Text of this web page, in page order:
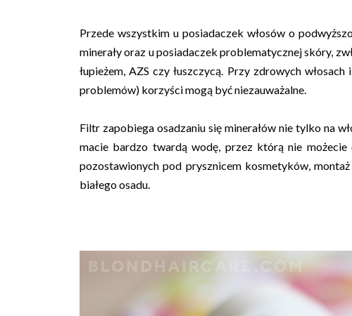
Przede wszystkim u posiadaczek włosów o
minerały oraz u posiadaczek problematycznej skóry,
łupieżem, AZS czy łuszczycą. Przy zdrowych
problemów) korzyści mogą być niezauważalne.
Filtr zapobiega osadzaniu się minerałów nie tylko na
macie bardzo twardą wodę, przez którą nie
pozostawionych pod prysznicem kosmetyków,
białego osadu.